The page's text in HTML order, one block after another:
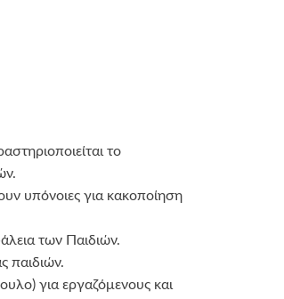
το
υπόνοιες για κακοποίηση
των Παιδιών.
παιδιών.
για εργαζόμενους και